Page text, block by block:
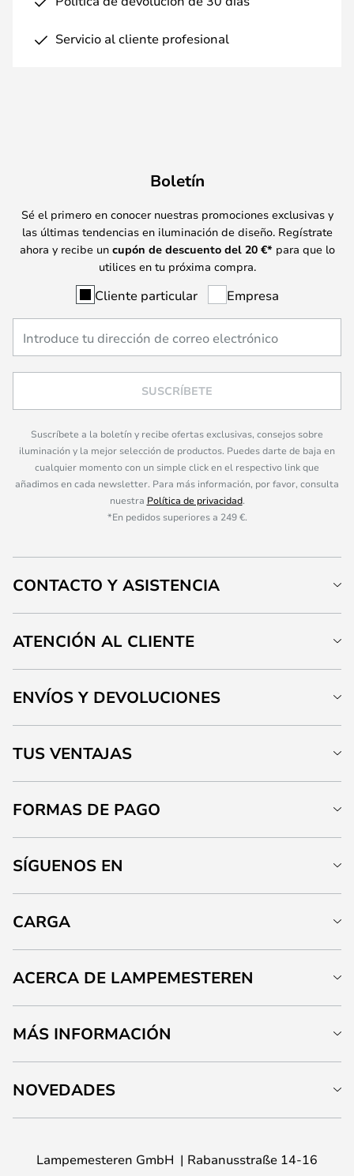
Servicio al cliente profesional
Boletín
Sé el primero en conocer nuestras promociones exclusivas y
las últimas tendencias en iluminación de diseño. Regístrate
ahora y recibe un cupón de descuento del 20 €* para que lo
utilices en tu próxima compra.
Cliente particular Empresa
SUSCRÍBETE
Suscríbete a la boletín y recibe ofertas exclusivas, consejos sobre
iluminación y la mejor selección de productos. Puedes darte de baja en
cualquier momento con un simple click en el respectivo link que
añadimos en cada newsletter. Para más información, por favor, consulta
nuestra Política de privacidad.
*En pedidos superiores a 249 €.
CONTACTO Y ASISTENCIA
ATENCIÓN AL CLIENTE
ENVÍOS Y DEVOLUCIONES
TUS VENTAJAS
FORMAS DE PAGO
SÍGUENOS EN
CARGA
ACERCA DE LAMPEMESTEREN
MÁS INFORMACIÓN
NOVEDADES
Lampemesteren GmbH Rabanusstraße 14-16